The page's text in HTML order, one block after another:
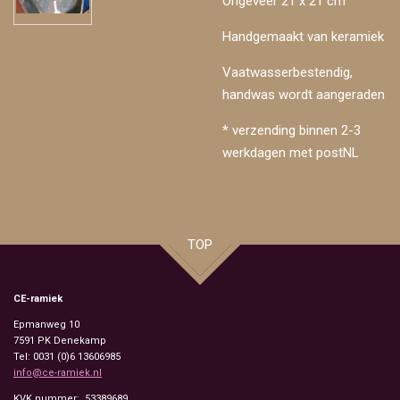
Handgemaakt van keramiek
Vaatwasserbestendig,
handwas wordt aangeraden
* verzending binnen 2-3
werkdagen met postNL
TOP
CE-ramiek
Epmanweg 10
7591 PK Denekamp
Tel: 0031 (0)6 13606985
info@ce-ramiek.nl